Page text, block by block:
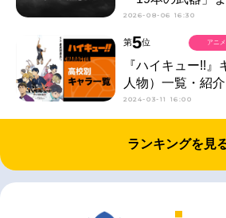
2026-08-06 16:30
第5位
『ハイキュー!!
人物）一覧・紹
2024-03-11 16:00
アニメ
ランキングを見